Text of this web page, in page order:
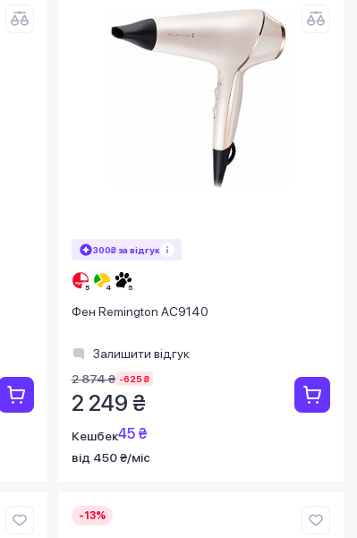
300₴ за відгук
Фен Remington AC9140
Залишити відгук
2 874 ₴ -625 ₴
2 249 ₴
Кешбек45 ₴
від 450 ₴/міс
-13%